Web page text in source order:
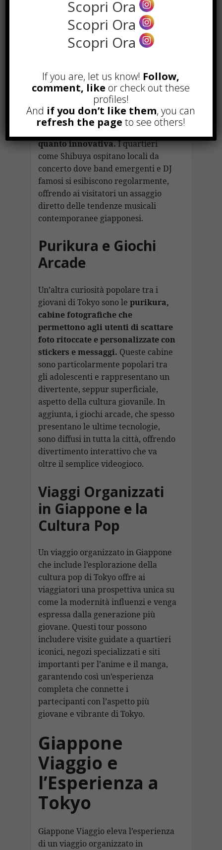
circondati da decorazioni e musica
tematica.
Musica e
La musica è un’altra espressione
vitale della cultura pop di Tokyo.Da
J-pop a rock e electro, la scena
musicale è tanto diversificata
quanto innovativa.I quartieri
come Shibuya ospitano locali da
concerto dove band emergenti e DJ
famosi si esibiscono regolarmente,
offrendo ai visitatori un assaggio
diretto delle tendenze musicali
contemporanee giapponesi.
Purikura e Giochi
Arcade
Un’altra curiosità popolare tra i
giovani di Tokyo sono le purikura,
cabine fotografiche che
permettono agli utenti di scattare
foto ritoccate e personalizzate con
stickers e messaggi. Queste cabine
sono particolarmente popolari tra
gli adolescenti e rappresentano un
divertente, seppur superficiale,
aspetto della cultura giovanile. In
aggiunta, i giochi arcade, che spesso
presentano le ultime tecnologie,
sono diffusi in tutta la città, offrendo
divertimento interattivo che va
oltre il semplice videogioco.
Viaggi Organizzati
in Giappone e la
Cultura Pop
Un viaggio organizzato in Giappone
che include l’esplorazione della
cultura pop di Tokyo offre ai
viaggiatori una prospettiva unica su
come la modernità influenzi e venga
espressa dalla generazione più
giovane. Questi tour possono
includere visite guidate a quartieri
iconici, negozi specializzati e siti
importanti per l’anime e il manga,
garantendo così un’esperienza
completa che connette i
partecipanti con l’aspetto più
giovane e vibrante di Tokyo.
Giappone
Viaggio e
l’Esperienza a
Tokyo
Giappone Viaggio eleva l’esperienza
di un viaggio organizzato in
Scopri Ora
Scopri Ora
Scopri Ora
If you are, let us know! Follow,
comment, like or check out these
profiles!
And if you don’t like them, you can
refresh the page to see others!